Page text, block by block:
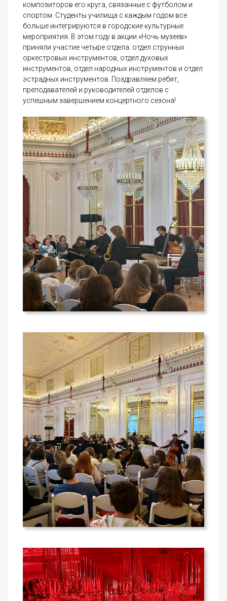
композиторов его круга, связанные с футболом и
спортом. Студенты училища с каждым годом все
больше интегрируются в городские культурные
мероприятия. В этом году в акции «Ночь музеев»
приняли участие четыре отдела: отдел струнных
оркестровых инструментов, отдел духовых
инструментов, отдел народных инструментов и отдел
эстрадных инструментов. Поздравляем ребят,
преподавателей и руководителей отделов с
успешным завершением концертного сезона!